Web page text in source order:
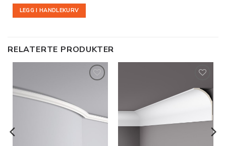
LEGG I HANDLEKURV
RELATERTE PRODUKTER
ønskeliste
Legg til